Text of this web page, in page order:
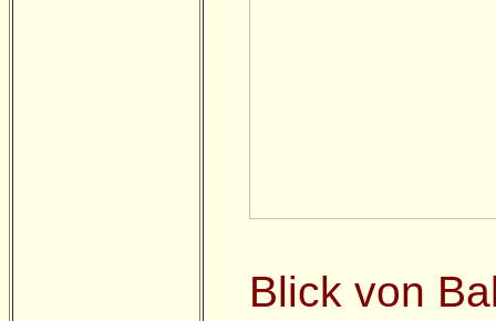
Blick von